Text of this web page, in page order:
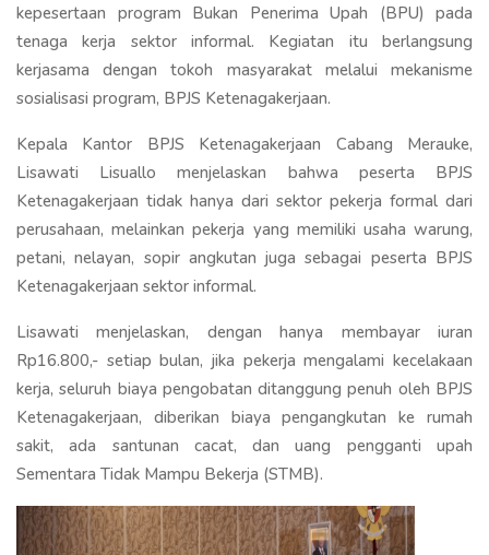
kepesertaan program Bukan Penerima Upah (BPU) pada
tenaga kerja sektor informal. Kegiatan itu berlangsung
kerjasama dengan tokoh masyarakat melalui mekanisme
sosialisasi program, BPJS Ketenagakerjaan.
Kepala Kantor BPJS Ketenagakerjaan Cabang Merauke,
Lisawati Lisuallo menjelaskan bahwa peserta BPJS
Ketenagakerjaan tidak hanya dari sektor pekerja formal dari
perusahaan, melainkan pekerja yang memiliki usaha warung,
petani, nelayan, sopir angkutan juga sebagai peserta BPJS
Ketenagakerjaan sektor informal.
Lisawati menjelaskan, dengan hanya membayar iuran
Rp16.800,- setiap bulan, jika pekerja mengalami kecelakaan
kerja, seluruh biaya pengobatan ditanggung penuh oleh BPJS
Ketenagakerjaan, diberikan biaya pengangkutan ke rumah
sakit, ada santunan cacat, dan uang pengganti upah
Sementara Tidak Mampu Bekerja (STMB).